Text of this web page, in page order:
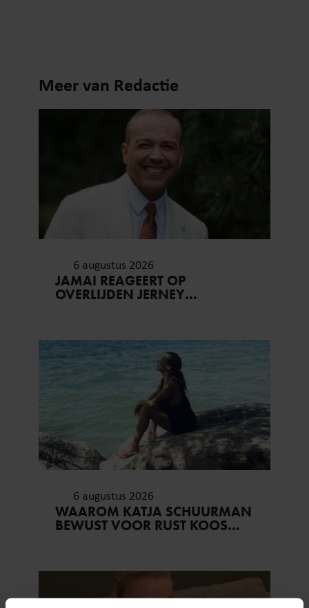
Meer van Redactie
6 augustus 2026
JAMAI REAGEERT OP
OVERLIJDEN JERNEY
6 augustus 2026
WAAROM KATJA SCHUURMAN
BEWUST VOOR RUST KOOS…